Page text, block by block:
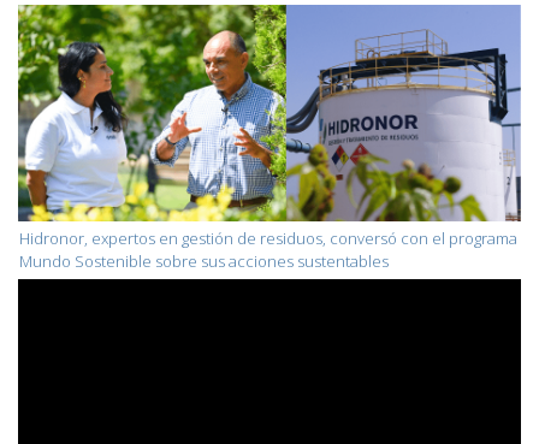
Hidronor, expertos en gestión de residuos, conversó con el programa
Mundo Sostenible sobre sus acciones sustentables